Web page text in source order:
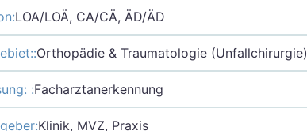
LOA/LOÄ, CA/CÄ, ÄD/ÄD
Orthopädie & Traumatologie (Unfallchirurgie)
:Facharztanerkennung
Klinik, MVZ, Praxis